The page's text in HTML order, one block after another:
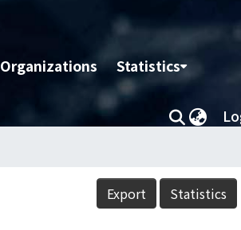
Organizations Statistics
Export Statistics